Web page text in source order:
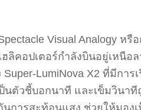
Visual Analogy ห
ฮลิคอปเตอร์กำลังบินอยู่เห
Super-LumiNova X2 ที่มีก
นตัวชี้บอกนาที และเข็มวิน